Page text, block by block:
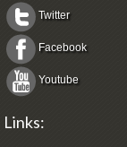
Twitter
Facebook
Youtube
Links: